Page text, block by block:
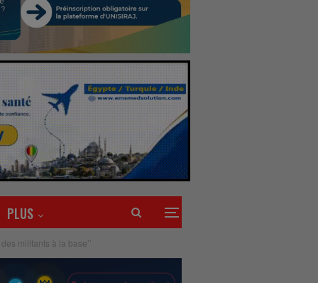
PLUS
militants à la base’’